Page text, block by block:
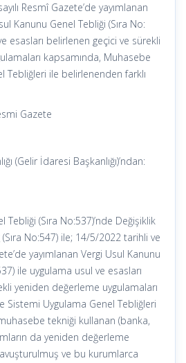
Resmî Gazete’de yayımlanan
Kanunu Genel Tebliği (Sıra No:
esasları belirlenen geçici ve sürekli
kapsamında, Muhasebe
Tebliğleri ile belirlenenden farklı
Gazete
(Gelir İdaresi Başkanlığı)’ndan:
Tebliği (Sıra No:537)’nde Değişiklik
(Sıra No:547) ile; 14/5/2022 tarihli ve
yayımlanan Vergi Usul Kanunu
ile uygulama usul ve esasları
yeniden değerleme uygulamaları
Sistemi Uygulama Genel Tebliğleri
tekniği kullanan (banka,
da yeniden değerleme
ve bu kurumlarca